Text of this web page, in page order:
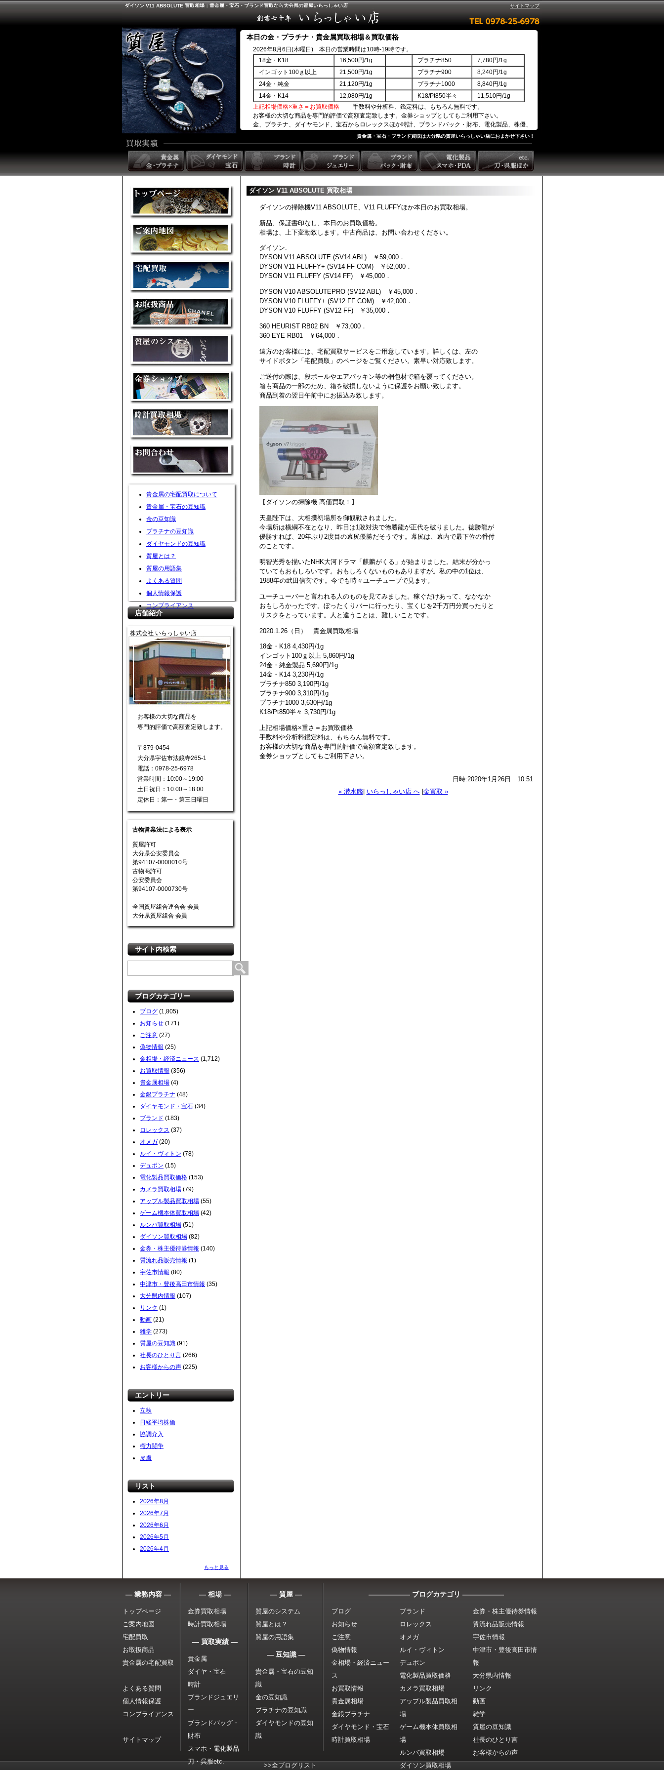
ダイソン V11 ABSOLUTE 買取相場：貴金属・宝石・ブランド買取なら大分県の質屋いらっしゃい店 サイトマップ
本日の金・プラチナ・貴金属買取相場＆買取価格
2026年8月6日(木曜日) 本日の営業時間は10時-19時です。
18金・K18
16,500円/1g プラチナ850
7,780円/1g
インゴット100ｇ以上
21,500円/1g プラチナ900
8,240円/1g
24金・純金
21,120円/1g プラチナ1000
8,840円/1g
14金・K14
12,080円/1g K18/Pt850半々
11,510円/1g
上記相場価格×重さ＝お買取価格 手数料や分析料、鑑定料は、もちろん無料です。
お客様の大切な商品を専門的評価で高額査定致します。金券ショップとしてもご利用下さい。
金、プラチナ、ダイヤモンド、宝石からロレックスほか時計、ブランドバック・財布、電化製品、株優、
貴金属・宝石・ブランド買取は大分県の質屋いらっしゃい店におまかせ下さい！
貴金属の宅配買取について
貴金属・宝石の豆知識
金の豆知識
プラチナの豆知識
ダイヤモンドの豆知識
質屋とは？
質屋の用語集
よくある質問
個人情報保護
コンプライアンス
店舗紹介
株式会社 いらっしゃい店
お客様の大切な商品を
専門的評価で高額査定致します。
〒879-0454
大分県宇佐市法鏡寺265-1
電話：0978-25-6978
営業時間：10:00～19:00
土日祝日：10:00～18:00
定休日：第一・第三日曜日
古物営業法による表示
質屋許可
大分県公安委員会
第94107-0000010号
古物商許可
公安委員会
第94107-0000730号
全国質屋組合連合会 会員
大分県質屋組合 会員
サイト内検索
ブログカテゴリー
ブログ (1,805)
お知らせ (171)
ご注意 (27)
偽物情報 (25)
金相場・経済ニュース (1,712)
お買取情報 (356)
貴金属相場 (4)
金銀プラチナ (48)
ダイヤモンド・宝石 (34)
ブランド (183)
ロレックス (37)
オメガ (20)
ルイ・ヴィトン (78)
デュポン (15)
電化製品買取価格 (153)
カメラ買取相場 (79)
アップル製品買取相場 (55)
ゲーム機本体買取相場 (42)
ルンバ買取相場 (51)
ダイソン買取相場 (82)
金券・株主優待券情報 (140)
質流れ品販売情報 (1)
宇佐市情報 (80)
中津市・豊後高田市情報 (35)
大分県内情報 (107)
リンク (1)
動画 (21)
雑学 (273)
質屋の豆知識 (91)
社長のひとり言 (266)
お客様からの声 (225)
エントリー
立秋
日経平均株価
協調介入
権力闘争
皮膚
リスト
2026年8月
2026年7月
2026年6月
2026年5月
2026年4月
もっと見る
ダイソン V11 ABSOLUTE 買取相場
ダイソンの掃除機V11 ABSOLUTE、V11 FLUFFYほか本日のお買取相場。
新品、保証書印なし、本日のお買取価格。
相場は、上下変動致します。中古商品は、お問い合わせください。
ダイソン.
DYSON V11 ABSOLUTE (SV14 ABL) ￥59,000．
DYSON V11 FLUFFY+ (SV14 FF COM) ￥52,000．
DYSON V11 FLUFFY (SV14 FF) ￥45,000．
DYSON V10 ABSOLUTEPRO (SV12 ABL) ￥45,000．
DYSON V10 FLUFFY+ (SV12 FF COM) ￥42,000．
DYSON V10 FLUFFY (SV12 FF) ￥35,000．
360 HEURIST RB02 BN ￥73,000．
360 EYE RB01 ￥64,000．
遠方のお客様には、宅配買取サービスをご用意しています。詳しくは、左の
サイドボタン「宅配買取」のページをご覧ください。素早い対応致します。
ご送付の際は、段ボールやエアパッキン等の梱包材で箱を覆ってください。
箱も商品の一部のため、箱を破損しないように保護をお願い致します。
商品到着の翌日午前中にお振込み致します。
【ダイソンの掃除機 高価買取！】
天皇陛下は、大相撲初場所を御観戦されました。
今場所は横綱不在となり、昨日は1敗対決で徳勝龍が正代を破りました。徳勝龍が
優勝すれば、20年ぶり2度目の幕尻優勝だそうです。幕尻は、幕内で最下位の番付
のことです。
明智光秀を描いたNHK大河ドラマ「麒麟がくる」が始まりました。結末が分かっ
ていてもおもしろいです。おもしろくないものもありますが。私の中の1位は、
1988年の武田信玄です。今でも時々ユーチューブで見ます。
ユーチューバーと言われる人のものを見てみました。稼ぐだけあって、なかなか
おもしろかったです。ぼったくりバーに行ったり、宝くじを2千万円分買ったりと
リスクをとっています。人と違うことは、難しいことです。
2020.1.26（日） 貴金属買取相場
18金・K18 4,430円/1g
インゴット100ｇ以上 5,860円/1g
24金・純金製品 5,690円/1g
14金・K14 3,230円/1g
プラチナ850 3,190円/1g
プラチナ900 3,310円/1g
プラチナ1000 3,630円/1g
K18/Pt850半々 3,730円/1g
上記相場価格×重さ＝お買取価格
手数料や分析料鑑定料は、もちろん無料です。
お客様の大切な商品を専門的評価で高額査定致します。
金券ショップとしてもご利用下さい。
日時:2020年1月26日 10:51
« 潜水艦| いらっしゃい店 へ| 金買取 »
― 業務内容 ―
トップページ
ご案内地図
宅配買取
お取扱商品
貴金属の宅配買取
よくある質問
個人情報保護
コンプライアンス
サイトマップ
― 相場 ―
金券買取相場
時計買取相場
― 買取実績 ―
貴金属
ダイヤ・宝石
時計
ブランドジュエリ
ー
ブランドバッグ・
財布
スマホ・電化製品
刀・呉服etc.
― 質屋 ―
質屋のシステム
質屋とは？
質屋の用語集
― 豆知識 ―
貴金属・宝石の豆知
識
金の豆知識
プラチナの豆知識
ダイヤモンドの豆知
識
>>全ブログリスト
―――――― ブログカテゴリ ――――――
ブログ
お知らせ
ご注意
偽物情報
金相場・経済ニュー
ス
お買取情報
貴金属相場
金銀プラチナ
ダイヤモンド・宝石
時計買取相場
ブランド
ロレックス
オメガ
ルイ・ヴィトン
デュポン
電化製品買取価格
カメラ買取相場
アップル製品買取相
場
ゲーム機本体買取相
場
ルンバ買取相場
ダイソン買取相場
金券・株主優待券情報
質流れ品販売情報
宇佐市情報
中津市・豊後高田市情
報
大分県内情報
リンク
動画
雑学
質屋の豆知識
社長のひとり言
お客様からの声